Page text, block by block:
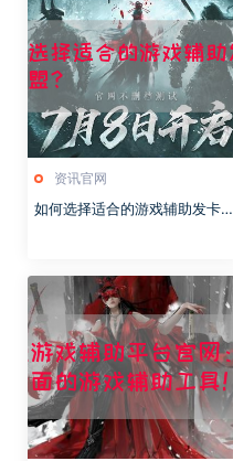
资讯官网
如何选择适合的游戏辅助发卡平